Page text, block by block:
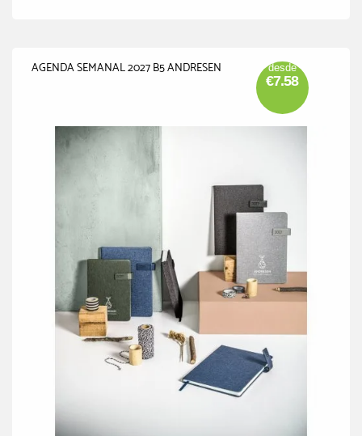
AGENDA SEMANAL 2027 B5 ANDRESEN desde
€7.58